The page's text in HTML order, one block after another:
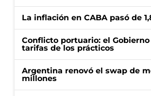
La inflación en CABA pasó de
Conflicto portuario: el
tarifas de los prácticos
Argentina renovó el swap de
millones